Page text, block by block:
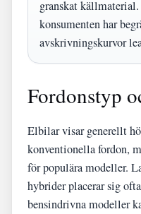
granskat
konsumenten har
avskrivningskurvor
Fordonstyp
Elbilar visar generellt
konventionella fordon,
för populära modeller.
hybrider placerar sig
bensindrivna modeller